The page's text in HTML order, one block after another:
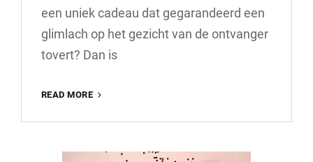
een uniek cadeau dat gegarandeerd een
glimlach op het gezicht van de ontvanger
tovert? Dan is
READ MORE
PERSOONLIJK:
MET